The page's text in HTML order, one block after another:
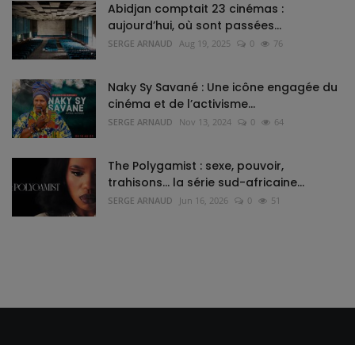
Abidjan comptait 23 cinémas :
aujourd’hui, où sont passées...
SERGE ARNAUD Aug 19, 2025 0 76
Naky Sy Savané : Une icône engagée du
cinéma et de l’activisme...
SERGE ARNAUD Nov 13, 2024 0 64
The Polygamist : sexe, pouvoir,
trahisons… la série sud-africaine...
SERGE ARNAUD Jun 16, 2026 0 51